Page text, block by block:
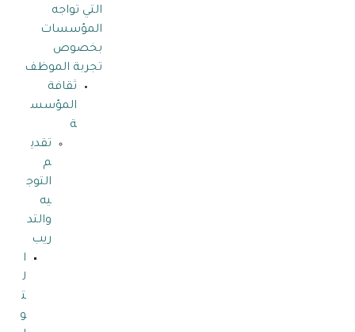
التي تواجه
المؤسسات
بخصوص
تجربة الموظف
ثقافة
المؤسس
ة
تقدي
م
التوج
يه
والتد
ريب
ا
ل
ت
و